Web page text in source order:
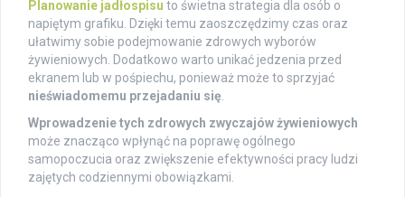
Planowanie jadłospisu to świetna strategia dla osób o
napiętym grafiku. Dzięki temu zaoszczędzimy czas oraz
ułatwimy sobie podejmowanie zdrowych wyborów
żywieniowych. Dodatkowo warto unikać jedzenia przed
ekranem lub w pośpiechu, ponieważ może to sprzyjać
nieświadomemu przejadaniu się
Wprowadzenie tych zdrowych zwyczajów żywieniowych
może znacząco wpłynąć na poprawę ogólnego
samopoczucia oraz zwiększenie efektywności pracy ludzi
zajętych codziennymi obowiązkami.